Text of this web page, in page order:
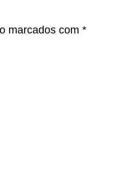
marcados com *